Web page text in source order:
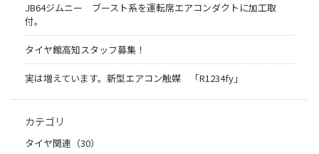
JB64ジムニー ブースト系を運転席エアコンダクトに加工取
付。
タイヤ館高知スタッフ募集！
実は増えています。新型エアコン触媒 「R1234fy」
カテゴリ
タイヤ関連（30）